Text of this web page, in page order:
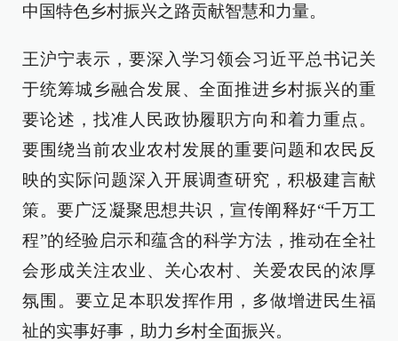
中国特色乡村振兴之路贡献智慧和力量。
王沪宁表示，要深入学习领会习近平总书记关
于统筹城乡融合发展、全面推进乡村振兴的重
要论述，找准人民政协履职方向和着力重点。
要围绕当前农业农村发展的重要问题和农民反
映的实际问题深入开展调查研究，积极建言献
策。要广泛凝聚思想共识，宣传阐释好“千万工
程”的经验启示和蕴含的科学方法，推动在全社
会形成关注农业、关心农村、关爱农民的浓厚
氛围。要立足本职发挥作用，多做增进民生福
祉的实事好事，助力乡村全面振兴。